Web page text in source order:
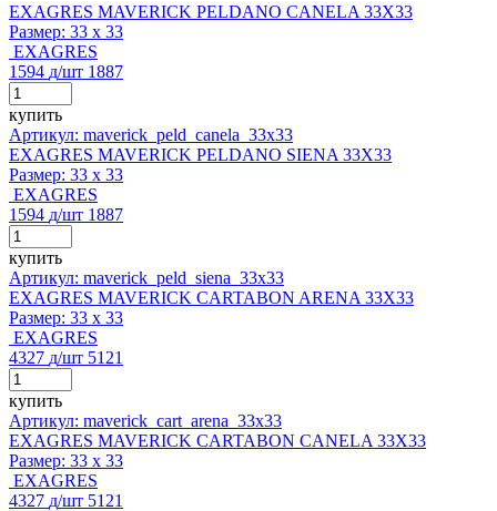
EXAGRES MAVERICK PELDANO CANELA 33X33
Размер: 33 x 33
EXAGRES
1594 д/шт 1887
купить
Артикул: maverick_peld_canela_33x33
EXAGRES MAVERICK PELDANO SIENA 33X33
Размер: 33 x 33
EXAGRES
1594 д/шт 1887
купить
Артикул: maverick_peld_siena_33x33
EXAGRES MAVERICK CARTABON ARENA 33X33
Размер: 33 x 33
EXAGRES
4327 д/шт 5121
купить
Артикул: maverick_cart_arena_33x33
EXAGRES MAVERICK CARTABON CANELA 33X33
Размер: 33 x 33
EXAGRES
4327 д/шт 5121